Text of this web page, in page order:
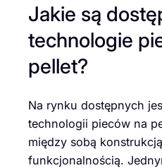
Jakie są
technologie
pellet?
Na rynku dostępnych
technologii pieców na
między sobą
funkcjonalnością.